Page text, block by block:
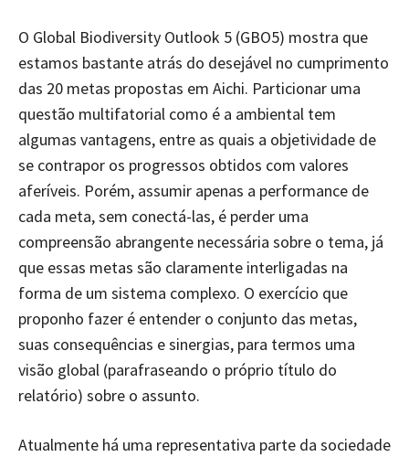
O Global Biodiversity Outlook 5 (GBO5) mostra que
estamos bastante atrás do desejável no cumprimento
das 20 metas propostas em Aichi. Particionar uma
questão multifatorial como é a ambiental tem
algumas vantagens, entre as quais a objetividade de
se contrapor os progressos obtidos com valores
aferíveis. Porém, assumir apenas a performance de
cada meta, sem conectá-las, é perder uma
compreensão abrangente necessária sobre o tema, já
que essas metas são claramente interligadas na
forma de um sistema complexo. O exercício que
proponho fazer é entender o conjunto das metas,
suas consequências e sinergias, para termos uma
visão global (parafraseando o próprio título do
relatório) sobre o assunto.
Atualmente há uma representativa parte da sociedade